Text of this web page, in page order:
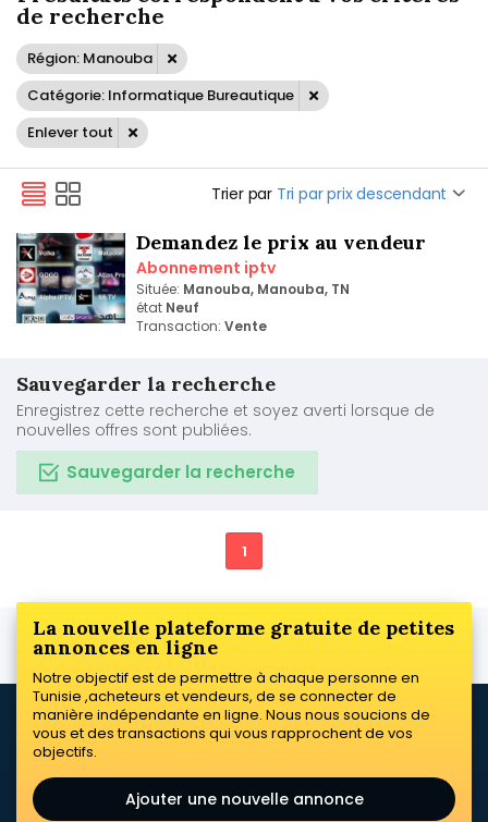
de recherche
Région: Manouba
Catégorie: Informatique Bureautique
Enlever tout
Trier par Tri par prix descendant
Demandez le prix au vendeur
Abonnement iptv
Située: Manouba, Manouba, TN
état Neuf
Transaction: Vente
Sauvegarder la recherche
Enregistrez cette recherche et soyez averti lorsque de
nouvelles offres sont publiées.
Sauvegarder la recherche
1
La nouvelle plateforme gratuite de petites
annonces en ligne
Notre objectif est de permettre à chaque personne en
Tunisie ,acheteurs et vendeurs, de se connecter de
manière indépendante en ligne. Nous nous soucions de
vous et des transactions qui vous rapprochent de vos
objectifs.
Ajouter une nouvelle annonce